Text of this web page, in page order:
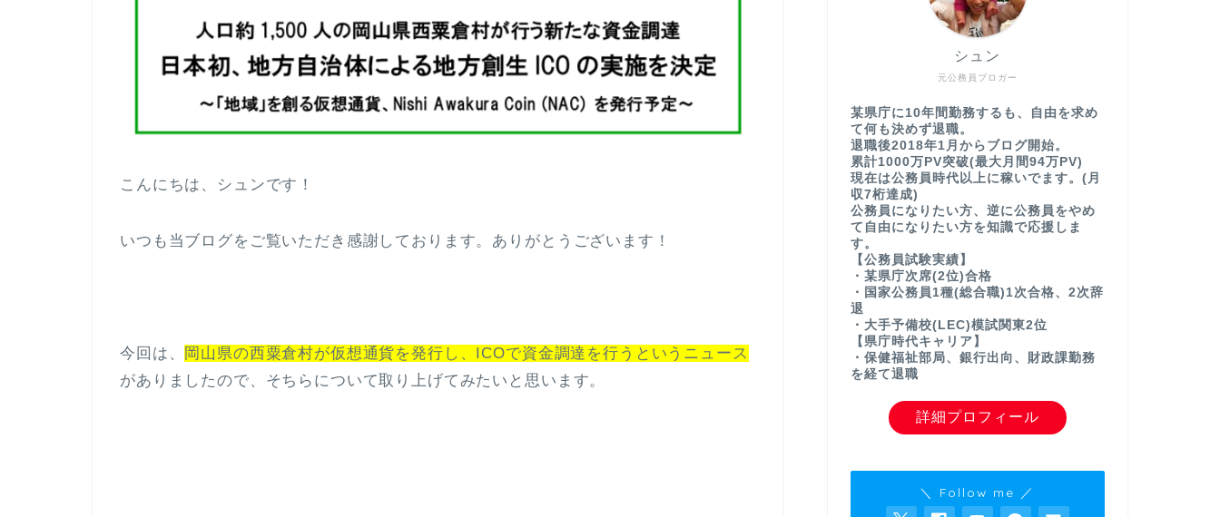
こんにちは、シュンです！
いつも当ブログをご覧いただき感謝しております。ありがとうございます！
今回は、
岡山県の西粟倉村が仮想通貨を発行し、ICOで資金調達を行うというニュース
がありましたので、そちらについて取り上げてみたいと思います。
元公務員ブロガー
シュン
某県庁に10年間勤務するも、自由を求め
て何も決めず退職。
退職後2018年1月からブログ開始。
累計1000万PV突破(最大月間94万PV)
現在は公務員時代以上に稼いでます。(月
収7桁達成)
公務員になりたい方、逆に公務員をやめ
て自由になりたい方を知識で応援しま
す。
【公務員試験実績】
・某県庁次席(2位)合格
・国家公務員1種(総合職)1次合格、2次辞
退
・大手予備校(LEC)模試関東2位
【県庁時代キャリア】
・保健福祉部局、銀行出向、財政課勤務
を経て退職
詳細プロフィール
＼ Follow me ／